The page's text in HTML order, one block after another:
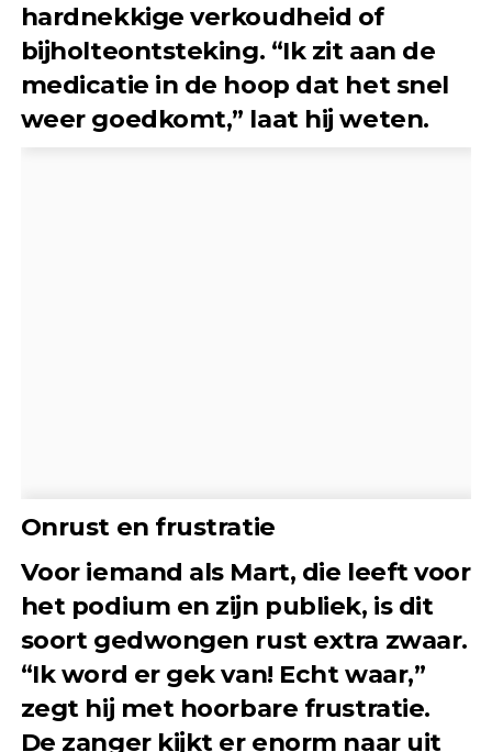
hardnekkige verkoudheid of
bijholteontsteking. “Ik zit aan de
medicatie in de hoop dat het snel
weer goedkomt,” laat hij weten.
Onrust en frustratie
Voor iemand als Mart, die leeft voor
het podium en zijn publiek, is dit
soort gedwongen rust extra zwaar.
“Ik word er gek van! Echt waar,”
zegt hij met hoorbare frustratie.
De zanger kijkt er enorm naar uit